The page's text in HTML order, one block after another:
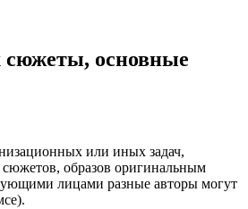
сюжеты, основные
или иных задач,
образов оригинальным
лицами разные авторы могут